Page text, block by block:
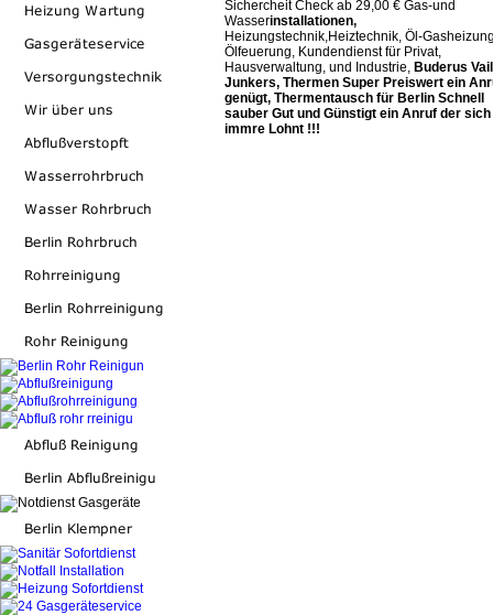
Sichercheit Check ab 29,00 € Gas-und
Wasserinstallationen,
Heizungstechnik,Heiztechnik, Öl-
Ölfeuerung, Kundendienst für Privat,
Hausverwaltung, und Industrie, Buderus
Junkers, Thermen Super Preiswert ein
genügt, Thermentausch für Berlin Schnell
sauber Gut und Günstigt ein Anruf der sich
immre Lohnt !!!